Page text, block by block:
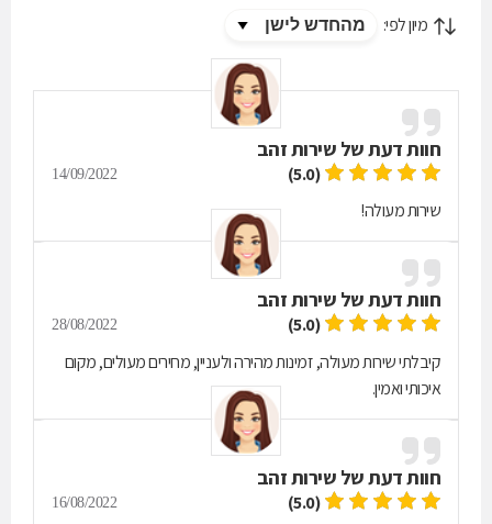
מיון לפי:
חוות דעת של שירות זהב
(5.0)
14/09/2022
שירות מעולה!
חוות דעת של שירות זהב
(5.0)
28/08/2022
קיבלתי שירות מעולה, זמינות מהירה ולעניין, מחירים מעולים, מקום
איכותי ואמין.
חוות דעת של שירות זהב
(5.0)
16/08/2022